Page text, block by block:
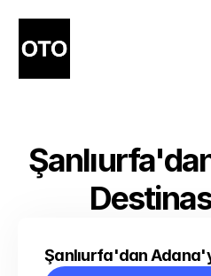
Şanlıurfa'dan